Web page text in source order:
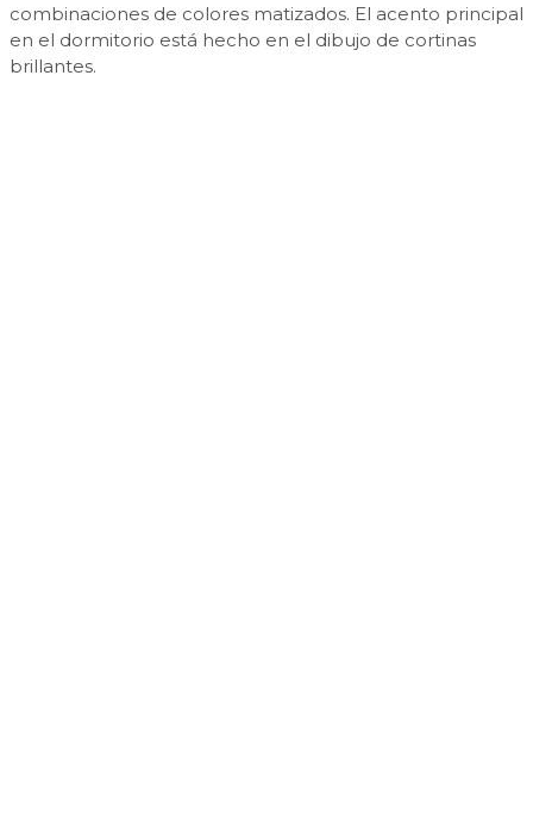
combinaciones de colores matizados. El acento principal
en el dormitorio está hecho en el dibujo de cortinas
brillantes.